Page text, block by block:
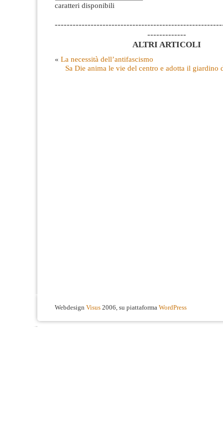
caratteri disponibili
-------------
ALTRI ARTICOLI
« La necessità dell’antifascismo
Sa Die anima le vie del centro e adotta il giardino
Webdesign Visus 2006, su piattaforma WordPress